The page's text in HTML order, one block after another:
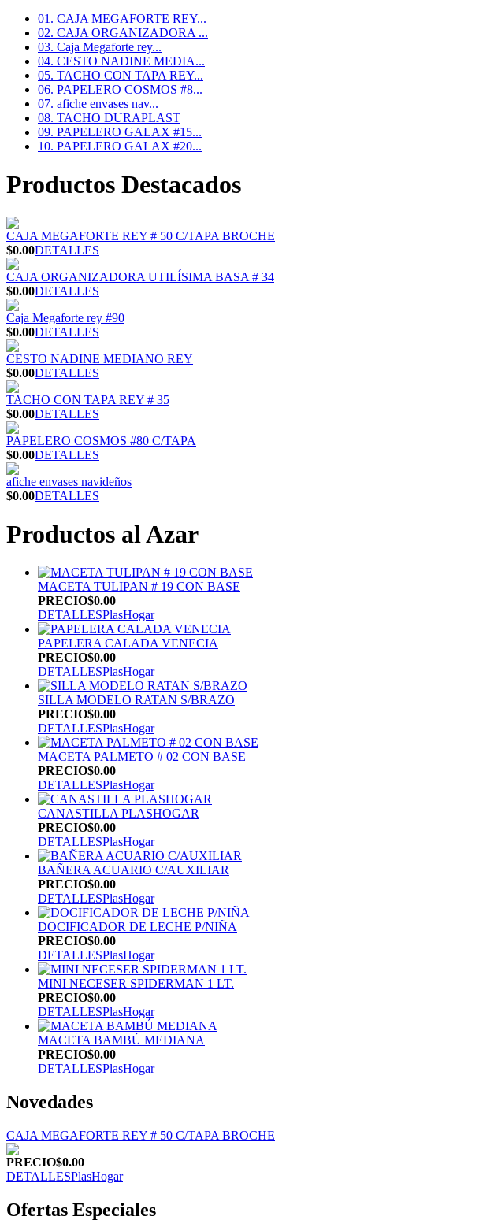
01. CAJA MEGAFORTE REY...
02. CAJA ORGANIZADORA ...
03. Caja Megaforte rey...
04. CESTO NADINE MEDIA...
05. TACHO CON TAPA REY...
06. PAPELERO COSMOS #8...
07. afiche envases nav...
08. TACHO DURAPLAST
09. PAPELERO GALAX #15...
10. PAPELERO GALAX #20...
Productos Destacados
CAJA MEGAFORTE REY # 50 C/TAPA BROCHE
$0.00DETALLES
CAJA ORGANIZADORA UTILÍSIMA BASA # 34
$0.00DETALLES
Caja Megaforte rey #90
$0.00DETALLES
CESTO NADINE MEDIANO REY
$0.00DETALLES
TACHO CON TAPA REY # 35
$0.00DETALLES
PAPELERO COSMOS #80 C/TAPA
$0.00DETALLES
afiche envases navideños
$0.00DETALLES
Productos al Azar
MACETA TULIPAN # 19 CON BASE
PRECIO$0.00
DETALLESPlasHogar
PAPELERA CALADA VENECIA
PRECIO$0.00
DETALLESPlasHogar
SILLA MODELO RATAN S/BRAZO
PRECIO$0.00
DETALLESPlasHogar
MACETA PALMETO # 02 CON BASE
PRECIO$0.00
DETALLESPlasHogar
CANASTILLA PLASHOGAR
PRECIO$0.00
DETALLESPlasHogar
BAÑERA ACUARIO C/AUXILIAR
PRECIO$0.00
DETALLESPlasHogar
DOCIFICADOR DE LECHE P/NIÑA
PRECIO$0.00
DETALLESPlasHogar
MINI NECESER SPIDERMAN 1 LT.
PRECIO$0.00
DETALLESPlasHogar
MACETA BAMBÚ MEDIANA
PRECIO$0.00
DETALLESPlasHogar
Novedades
CAJA MEGAFORTE REY # 50 C/TAPA BROCHE
PRECIO$0.00
DETALLESPlasHogar
Ofertas Especiales